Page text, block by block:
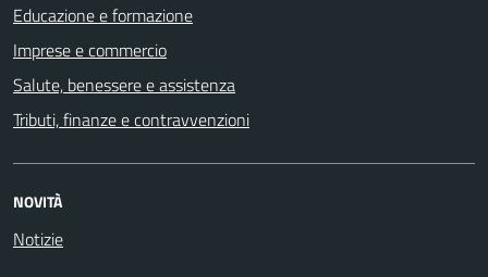
Educazione e formazione
Imprese e commercio
Salute, benessere e assistenza
Tributi, finanze e contravvenzioni
NOVITÀ
Notizie